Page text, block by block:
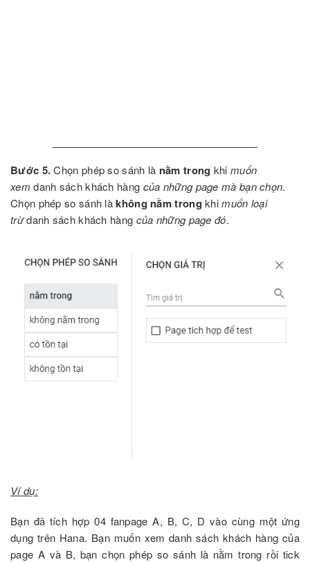
Bước 5.Chọn phép so sánh là nằm trong khi muốn
xemdanh sách khách hàng của những page mà bạn chọn.
Chọn phép so sánh làkhông nằm trong khimuốn loại
trừdanh sách khách hàng của những page đó.
Ví dụ:
Bạn đã tích hợp 04 fanpage A, B, C, D vào cùng một ứng
dụng trên Hana. Bạn muốn xem danh sách khách hàng của
page A và B, bạn chọn phép so sánh là nằm trong rồi tick